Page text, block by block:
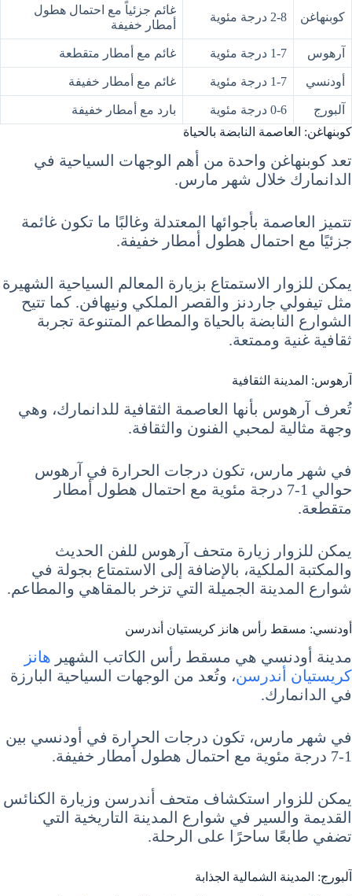
كوبنهاغن 2-8 درجة مئوية
غائم جزئياً مع احتمال هطول
أمطار خفيفة
آرهوس 1-7 درجة مئوية غائم مع أمطار متقطعة
أودنسي 1-7 درجة مئوية غائم مع أمطار خفيفة
آلبورج 0-6 درجة مئوية
بارد مع أمطار خفيفة
كوبنهاغن: العاصمة النابضة بالحياة
تعد كوبنهاغن واحدة من أهم الوجهات السياحية في
الدانمارك خلال شهر مارس.
تتميز العاصمة بأجوائها المعتدلة وغالبًا ما تكون غائمة
جزئيًا مع احتمال هطول أمطار خفيفة.
يمكن للزوار الاستمتاع بزيارة المعالم السياحية الشهيرة
مثل تيفولي جاردنز والقصر الملكي ونيهافن. كما تتيح
الشوارع النابضة بالحياة والمطاعم المتنوعة تجربة
ثقافية غنية وممتعة.
آرهوس: المدينة الثقافية
تُعرف آرهوس بأنها العاصمة الثقافية للدانمارك، وهي
وجهة مثالية لمحبي الفنون والثقافة.
في شهر مارس، تكون درجات الحرارة في آرهوس
حوالي 1-7 درجة مئوية مع احتمال هطول أمطار
متقطعة.
يمكن للزوار زيارة متحف آرهوس للفن الحديث
والمكتبة الملكية، بالإضافة إلى الاستمتاع بجولة في
شوارع المدينة الجميلة التي تزخر بالمقاهي والمطاعم.
أودنسي: مسقط رأس هانز كريستيان أندرسن
مدينة أودنسي هي مسقط رأس الكاتب الشهير هانز
كريستيان أندرسن، وتُعد من الوجهات السياحية البارزة
في الدانمارك.
في شهر مارس، تكون درجات الحرارة في أودنسي بين
1-7 درجة مئوية مع احتمال هطول أمطار خفيفة.
يمكن للزوار استكشاف متحف أندرسن وزيارة الكنائس
القديمة والسير في شوارع المدينة التاريخية التي
تضفي طابعًا ساحرًا على الرحلة.
آلبورج: المدينة الشمالية الجذابة